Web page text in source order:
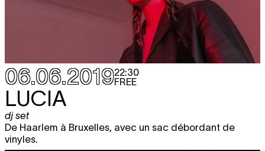
06.06.201922:30
FREE
LUCIA
dj set
De Haarlem à Bruxelles, avec un sac débordant de
vinyles.